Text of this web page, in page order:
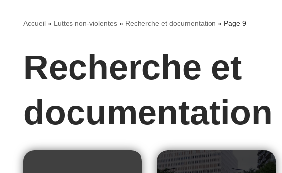
Accueil » Luttes non-violentes » Recherche et documentation » Page 9
Recherche et
documentation